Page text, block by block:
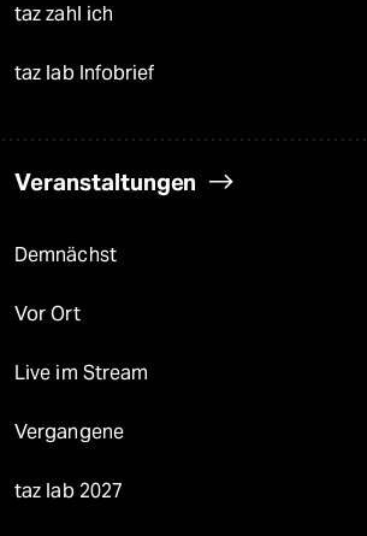
taz zahl ich
taz lab Infobrief
Veranstaltungen
Demnächst
Vor Ort
Live im Stream
Vergangene
taz lab 2027